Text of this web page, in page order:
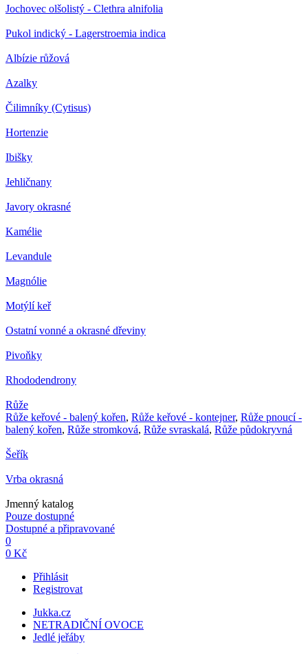
Jochovec olšolistý - Clethra alnifolia
Pukol indický - Lagerstroemia indica
Albízie růžová
Azalky
Čilimníky (Cytisus)
Hortenzie
Ibišky
Jehličnany
Javory okrasné
Kamélie
Levandule
Magnólie
Motýlí keř
Ostatní vonné a okrasné dřeviny
Pivoňky
Rhododendrony
Růže
Růže keřové - balený kořen, Růže keřové - kontejner, Růže pnoucí -
balený kořen, Růže stromková, Růže svraskalá, Růže půdokryvná
Šeřík
Vrba okrasná
Jmenný katalog
Pouze dostupné
Dostupné a připravované
0
0 Kč
Přihlásit
Registrovat
Jukka.cz
NETRADIČNÍ OVOCE
Jedlé jeřáby